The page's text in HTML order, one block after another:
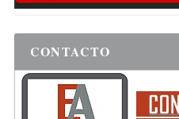
CONTACTO